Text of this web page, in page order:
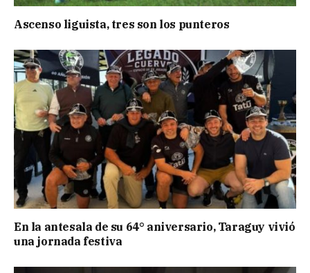
Ascenso liguista, tres son los punteros
En la antesala de su 64° aniversario, Taraguy vivió
una jornada festiva